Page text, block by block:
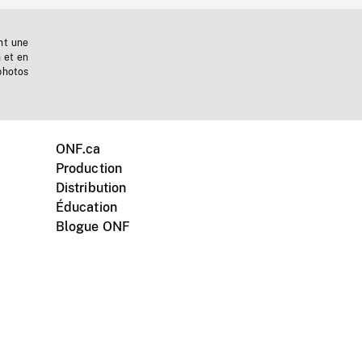
une
et en
ONF.ca
Production
Distribution
Éducation
Blogue ONF